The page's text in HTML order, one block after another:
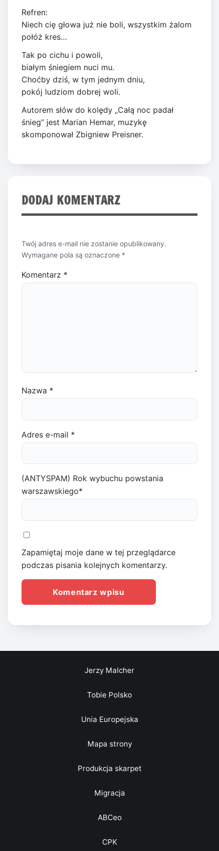
Refren:
Niech cię głowa już nie boli, wszystkim żalom
połóż kres…
Tak po cichu i powoli,
białym śniegiem nuci mu.
Choćby dziś, w tym jednym dniu,
pokój ludziom dobrej woli.
Autorem słów do kolędy „Całą noc padał
śnieg” jest Marian Hemar, muzykę
skomponował Zbigniew Preisner.
DODAJ KOMENTARZ
Twój adres e-mail nie zostanie opublikowany.
Wymagane pola są oznaczone *
Komentarz *
Nazwa *
Adres e-mail *
(ANTYSPAM) Rok wybuchu powstania
warszawskiego*
Zapamiętaj moje dane w tej przeglądarce
podczas pisania kolejnych komentarzy.
Jerzy Malcher
Tobie Polsko
Unia Europejska
Mapa strony
Produkcja skarpet
Migracja
ABCeo
CPK